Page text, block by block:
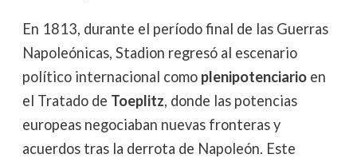
En 1813, durante el período final de las Guerras
Napoleónicas, Stadion regresó al escenario
político internacional como plenipotenciarioen
el Tratado de Toeplitz, donde las potencias
europeas negociaban nuevas fronteras y
acuerdos tras la derrota de Napoleón. Este